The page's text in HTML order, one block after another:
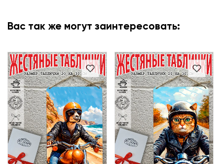
Вас так же могут заинтересовать: